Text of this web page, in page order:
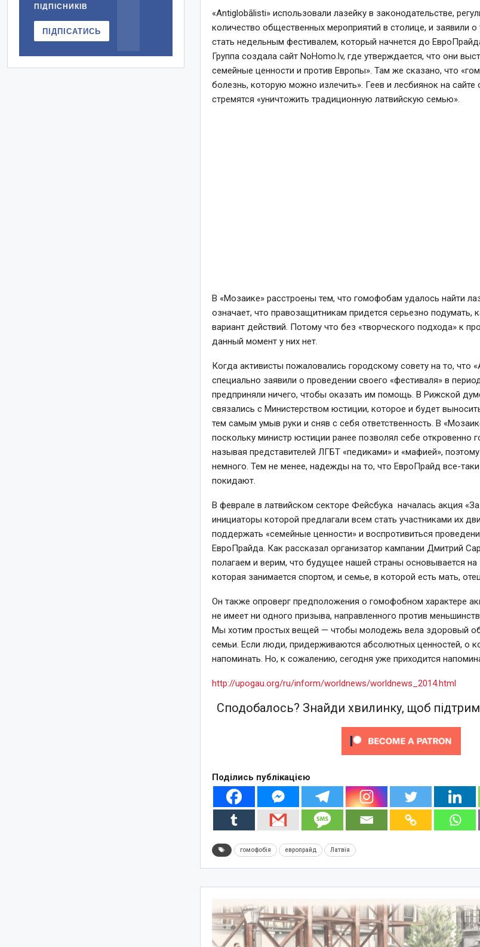
«Antiglobālisti» использовали лазейку в законодательстве,
количество общественных мероприятий в столице, и заявили
стать недельным фестивалем, который начнется до
Группа создала сайт NoHomo.lv, где утверждается, что они
семейные ценности и против Европы». Там же сказано, что
болезнь, которую можно излечить». Геев и лесбиянок на
стремятся «уничтожить традиционную латвийскую семью».
В «Мозаике» расстроены тем, что гомофобам удалось найти
означает, что правозащитникам придется серьезно подумать,
вариант действий. Потому что без «творческого подхода» к
данный момент у них нет.
Когда активисты пожаловались городскому совету на то, что
специально заявили о проведении своего «фестиваля» в
предприняли ничего, чтобы оказать им помощь. В Рижской
связались с Министерством юстиции, которое и будет
тем самым умыв руки и сняв с себя ответственность. В
поскольку министр юстиции ранее позволял себе откровенно
называя представителей ЛГБТ «педиками» и «мафией»,
немного. Тем не менее, надежды на то, что ЕвроПрайд все-таки
покидают.
В феврале в латвийском секторе Фейсбука началась акция
инициаторы которой предлагали всем стать участниками их
поддержать «семейные ценности» и воспротивиться
ЕвроПрайда. Как рассказал организатор кампании Дмитрий
полагаем и верим, что будущее нашей страны основывается
которая занимается спортом, и семье, в которой есть мать,
Он также опроверг предположения о гомофобном характере
не имеет ни одного призыва, направленного против
Мы хотим простых вещей — чтобы молодежь вела здоровый
семьи. Если люди, придерживаются абсолютных ценностей, о
напоминать. Но, к сожалению, сегодня уже приходится
http://upogau.org/ru/inform/worldnews/worldnews_2014.html
Сподобалось? Знайди хвилинку, щоб
Поділись публікацією
гомофобія европрайд Латвія
ПІДПІСНИКІВ
ПІДПІСАТИСЬ